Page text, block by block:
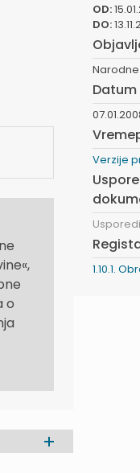
o
OD:
DO:
Verzije
1.10.1.